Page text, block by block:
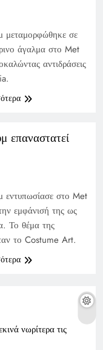
μεταμορφώθηκε σε
άγαλμα στο Met
αντιδράσεις
επαναστατεί
εντυπωσίασε στο Met
εμφάνισή της ως
Το θέμα της
το Costume Art.
νωρίτερα τις